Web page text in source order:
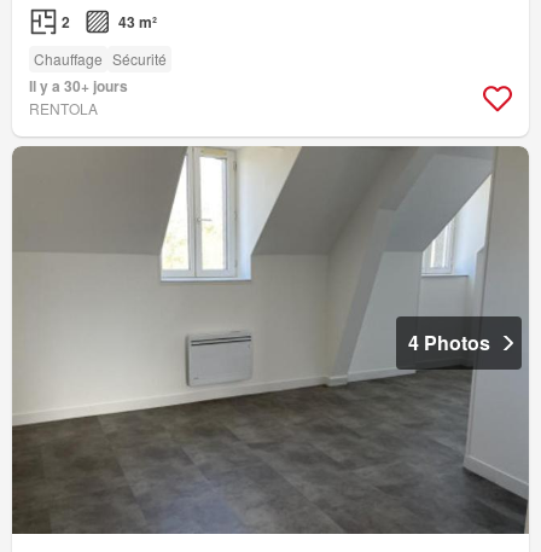
2 43 m²
Chauffage Sécurité
Il y a 30+ jours
RENTOLA
4 Photos